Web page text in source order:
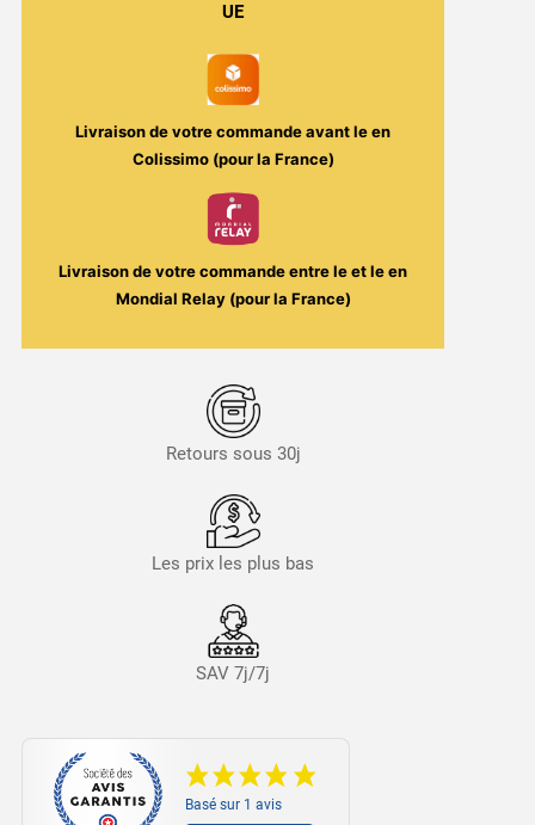
UE
Livraison de votre commande avant leen
Colissimo (pour la France)
Livraison de votre commande entre leet leen
Mondial Relay (pour la France)
Retours sous 30j
Les prix les plus bas
SAV 7j/7j
Basé sur 1 avis